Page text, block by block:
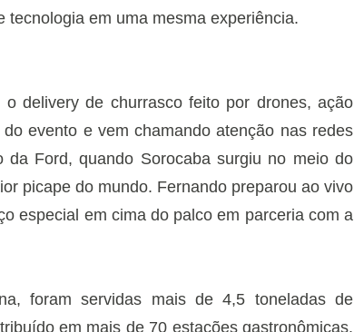
em uma mesma experiência.
delivery de churrasco feito por drones, ação
evento e vem chamando atenção nas redes
Ford, quando Sorocaba surgiu no meio do
picape do mundo. Fernando preparou ao vivo
especial em cima do palco em parceria com a
foram servidas mais de 4,5 toneladas de
em mais de 70 estações gastronômicas.